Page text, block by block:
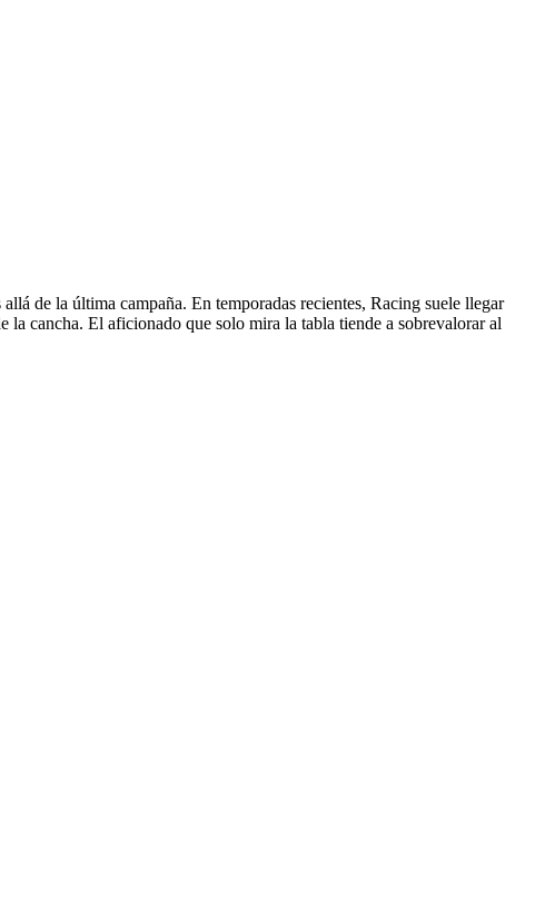
de la última campaña. En temporadas recientes, Racing suele llegar
la cancha. El aficionado que solo mira la tabla tiende a sobrevalorar al